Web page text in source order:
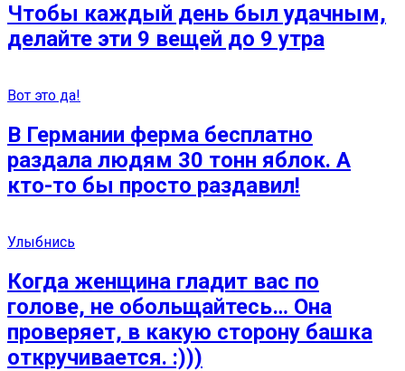
Чтобы каждый день был удачным,
делайте эти 9 вещей до 9 утра
Вот это да!
В Германии ферма бесплатно
раздала людям 30 тонн яблок. А
кто-то бы просто раздавил!
Улыбнись
Когда женщина гладит вас по
голове, не обольщайтесь… Она
проверяет, в какую сторону башка
откручивается. :)))